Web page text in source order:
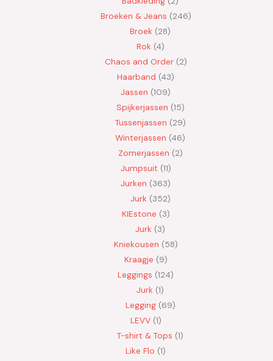
Broeken & Jeans 246
Broek 28
Rok 4
Chaos and Order 2
Haarband 43
Jassen 109
Spijkerjassen 15
Tussenjassen 29
Winterjassen 46
Zomerjassen 2
Jumpsuit 11
Jurken 363
Jurk 352
KIEstone 3
Jurk 3
Kniekousen 58
Kraagje 9
Leggings 124
Jurk 1
Legging 69
LEVV 1
T-shirt & Tops 1
Like Flo 1